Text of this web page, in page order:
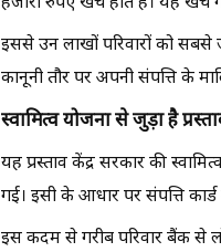
इससे उन लाखों परिवारों को
कानूनी तौर पर अपनी संपत्ति के
स्वामित्व योजना से जुड़ा है
यह प्रस्ताव केंद्र सरकार की
गई। इसी के आधार पर संपत्ति
इस कदम से गरीब परिवार बैंक से